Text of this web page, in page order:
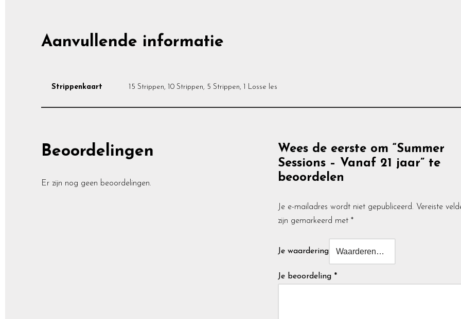
Aanvullende informatie
Strippenkaart 15 Strippen, 10 Strippen, 5 Strippen, 1 Losse les
Beoordelingen
Er zijn nog geen beoordelingen.
Wees de eerste om “Summer
Sessions – Vanaf 21 jaar” te
beoordelen
Je e-mailadres wordt niet gepubliceerd. Vereiste
zijn gemarkeerd met *
Je waardering
Je beoordeling *